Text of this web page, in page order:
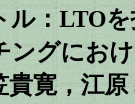
ル：LTO
ングにお
貴寛，江